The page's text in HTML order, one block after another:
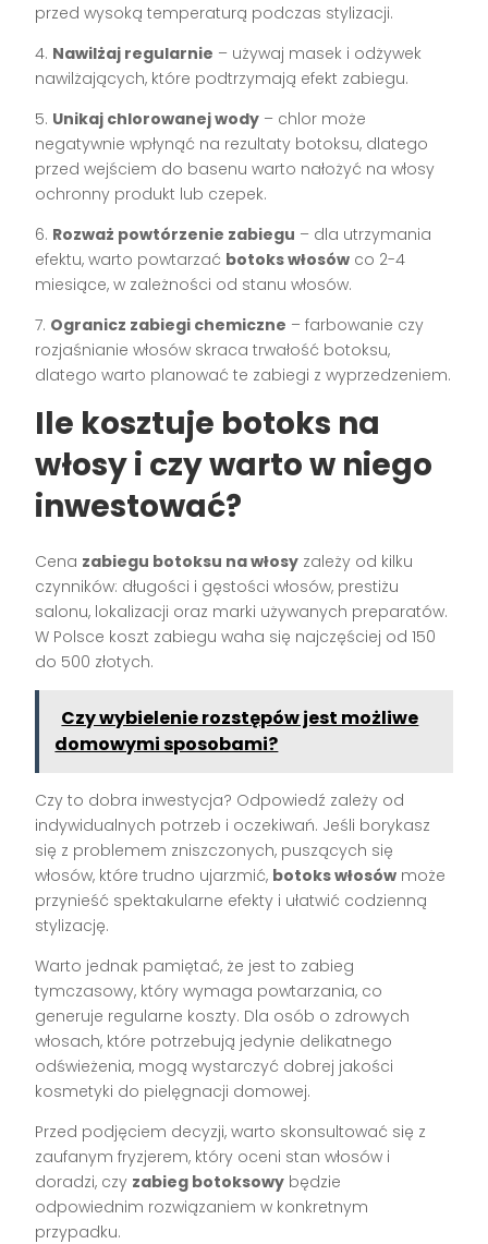
przed wysoką temperaturą podczas stylizacji.
4. Nawilżaj regularnie – używaj masek i odżywek
nawilżających, które podtrzymają efekt zabiegu.
5. Unikaj chlorowanej wody – chlor może
negatywnie wpłynąć na rezultaty botoksu, dlatego
przed wejściem do basenu warto nałożyć na włosy
ochronny produkt lub czepek.
6. Rozważ powtórzenie zabiegu – dla utrzymania
efektu, warto powtarzać botoks włosów co 2-4
miesiące, w zależności od stanu włosów.
7. Ogranicz zabiegi chemiczne – farbowanie czy
rozjaśnianie włosów skraca trwałość botoksu,
dlatego warto planować te zabiegi z wyprzedzeniem.
Ile kosztuje botoks na
włosy i czy warto w niego
inwestować?
Cena zabiegu botoksu na włosy zależy od kilku
czynników: długości i gęstości włosów, prestiżu
salonu, lokalizacji oraz marki używanych preparatów.
W Polsce koszt zabiegu waha się najczęściej od 150
do 500 złotych.
Czy wybielenie rozstępów jest możliwe
domowymi sposobami?
Czy to dobra inwestycja? Odpowiedź zależy od
indywidualnych potrzeb i oczekiwań. Jeśli borykasz
się z problemem zniszczonych, puszących się
włosów, które trudno ujarzmić, botoks włosów może
przynieść spektakularne efekty i ułatwić codzienną
stylizację.
Warto jednak pamiętać, że jest to zabieg
tymczasowy, który wymaga powtarzania, co
generuje regularne koszty. Dla osób o zdrowych
włosach, które potrzebują jedynie delikatnego
odświeżenia, mogą wystarczyć dobrej jakości
kosmetyki do pielęgnacji domowej.
Przed podjęciem decyzji, warto skonsultować się z
zaufanym fryzjerem, który oceni stan włosów i
doradzi, czy zabieg botoksowy będzie
odpowiednim rozwiązaniem w konkretnym
przypadku.